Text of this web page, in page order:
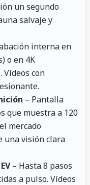
un segundo
salvaje y
interna en
o en 4K
Vídeos con
– Pantalla
que muestra a 120
mercado
una visión clara
– Hasta 8 pasos
a pulso. Vídeos